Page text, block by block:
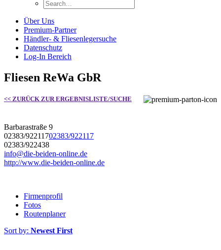
Über Uns
Premium-Partner
Händler- & Fliesenlegersuche
Datenschutz
Log-In Bereich
Fliesen ReWa GbR
<< ZURÜCK ZUR ERGEBNISLISTE/SUCHE
Barbarastraße 9
02383/92211702383/922117
02383/922438
info@die-beiden-online.de
http://www.die-beiden-online.de
Firmenprofil
Fotos
Routenplaner
Sort by: Newest First